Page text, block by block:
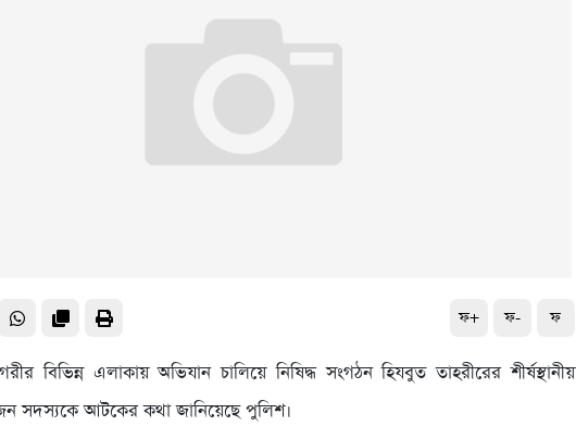
ফ+ ফ- ফ
বিভিন্ন এলাকায় অভিযান চালিয়ে নিষিদ্ধ সংগঠন হিযবুত তাহরীরের শীর্ষস্থানীয়
সদস্যকে আটকের কথা জানিয়েছে পুলিশ।